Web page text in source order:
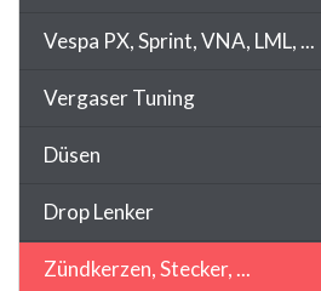
Vespa PX, Sprint, VNA, LML, ...
Vergaser Tuning
Düsen
Drop Lenker
Zündkerzen, Stecker, ...